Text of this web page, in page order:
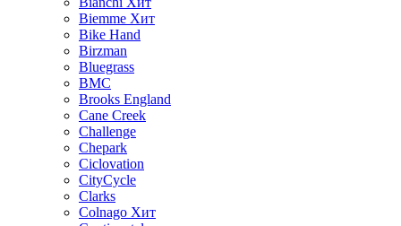
Biemme Хит
Bike Hand
Birzman
Bluegrass
BMC
Brooks England
Cane Creek
Challenge
Chepark
Ciclovation
CityCycle
Clarks
Colnago Хит